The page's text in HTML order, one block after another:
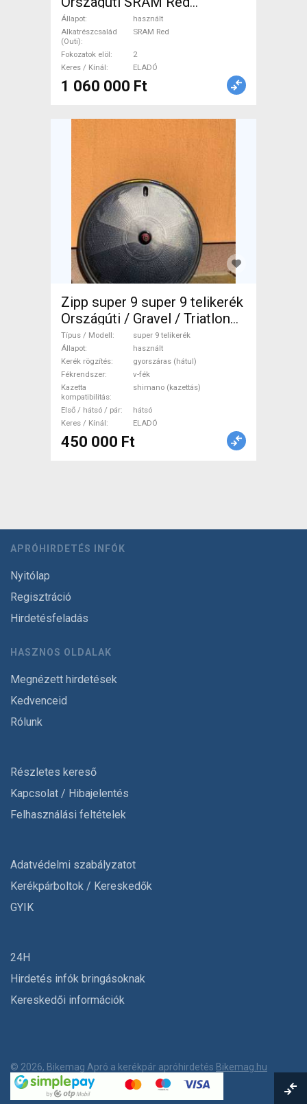
patkófék használt ELADÓ
Állapot
használt
Alkatrészcsalád
(Outi)
SRAM Red
Fokozatok elöl
2
Keres / Kínál
ELADÓ
1 060 000 Ft
Zipp super 9 super 9 telikerék
Országúti / Gravel / Triatlon
Alkatrész, Országúti Kerék /
Felni / Gumi használt ELADÓ
Típus / Modell
super 9 telikerék
Állapot
használt
Kerék rögzítés
gyorszáras (hátul)
Fékrendszer
v-fék
Kazetta
kompatibilitás
shimano (kazettás)
Első / hátsó / pár
hátsó
Keres / Kínál
ELADÓ
450 000 Ft
APRÓHIRDETÉS INFÓK
Nyitólap
Regisztráció
Hirdetésfeladás
HASZNOS OLDALAK
Megnézett hirdetések
Kedvenceid
Rólunk
Részletes kereső
Kapcsolat / Hibajelentés
Felhasználási feltételek
Adatvédelmi szabályzatot
Kerékpárboltok / Kereskedők
GYIK
24H
Hirdetés infók bringásoknak
Kereskedői információk
© 2026, Bikemag Apró a kerékpár apróhirdetés Bikemag.hu